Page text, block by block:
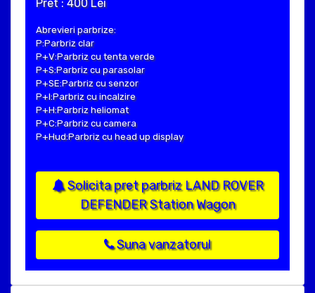
Pret : 400 Lei
Abrevieri parbrize:
P:Parbriz clar
P+V:Parbriz cu tenta verde
P+S:Parbriz cu parasolar
P+SE:Parbriz cu senzor
P+I:Parbriz cu incalzire
P+H:Parbriz heliomat
P+C:Parbriz cu camera
P+Hud:Parbriz cu head up display
Solicita pret parbriz LAND ROVER
DEFENDER Station Wagon
Suna vanzatorul